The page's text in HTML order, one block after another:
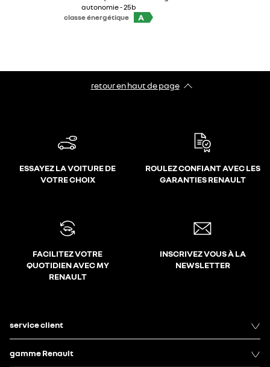
autonomie - 25b
classe énergétique
A
retour en haut de page​
ESSAYEZ LA VOITURE DE
VOTRE CHOIX
ROULEZ CONFIANT AVEC LES
GARANTIES RENAULT
FACILITEZ VOTRE
QUOTIDIEN AVEC MY
RENAULT
INSCRIVEZ VOUS À LA
NEWSLETTER
service client
gamme Renault